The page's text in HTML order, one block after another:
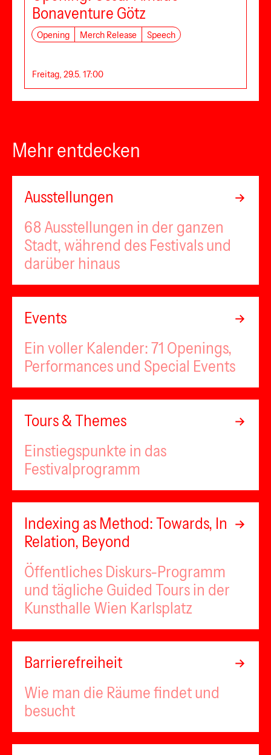
Bonaventure Götz
Opening Merch Release Speech
Freitag, 29.5. 17:00
Mehr entdecken
Ausstellungen
68 Ausstellungen in der ganzen
Stadt, während des Festivals und
darüber hinaus
Events
Ein voller Kalender: 71 Openings,
Performances und Special Events
Tours & Themes
Einstiegspunkte in das
Festivalprogramm
Indexing as Method: Towards, In
Relation, Beyond
Öffentliches Diskurs-Programm
und tägliche Guided Tours in der
Kunsthalle Wien Karlsplatz
Barrierefreiheit
Wie man die Räume findet und
besucht